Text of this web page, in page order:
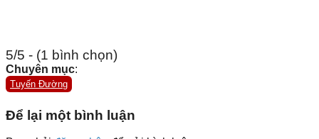
5/5 - (1 bình chọn)
Chuyên mục:
Tuyến Đường
Để lại một bình luận